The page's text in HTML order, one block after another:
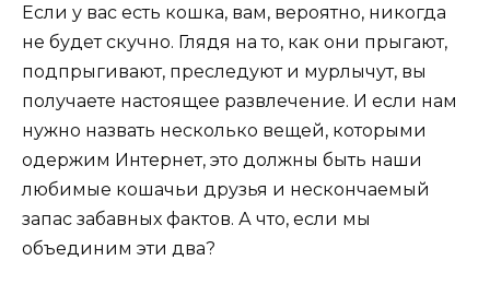
Если у вас есть кошка, вам, вероятно, никогда
не будет скучно. Глядя на то, как они прыгают,
подпрыгивают, преследуют и мурлычут, вы
получаете настоящее развлечение. И если нам
нужно назвать несколько вещей, которыми
одержим Интернет, это должны быть наши
любимые кошачьи друзья и нескончаемый
запас забавных фактов. А что, если мы
объединим эти два?